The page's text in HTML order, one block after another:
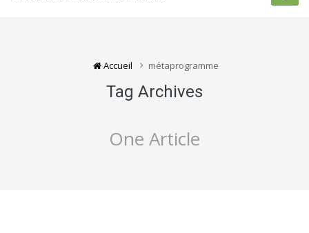
Accueil métaprogramme
Tag Archives
One Article